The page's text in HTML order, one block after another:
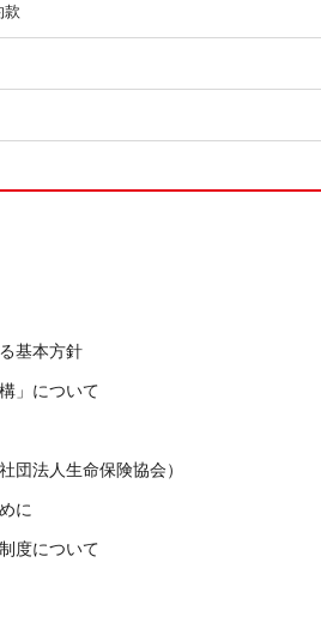
款
基本方針
」について
団法人生命保険協会）
に
度について